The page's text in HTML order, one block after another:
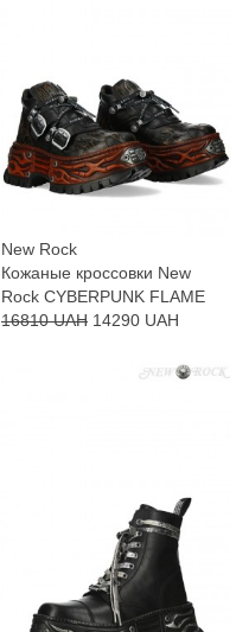
New Rock
Кожаные кроссовки New
Rock CYBERPUNK FLAME
16810 UAH 14290 UAH